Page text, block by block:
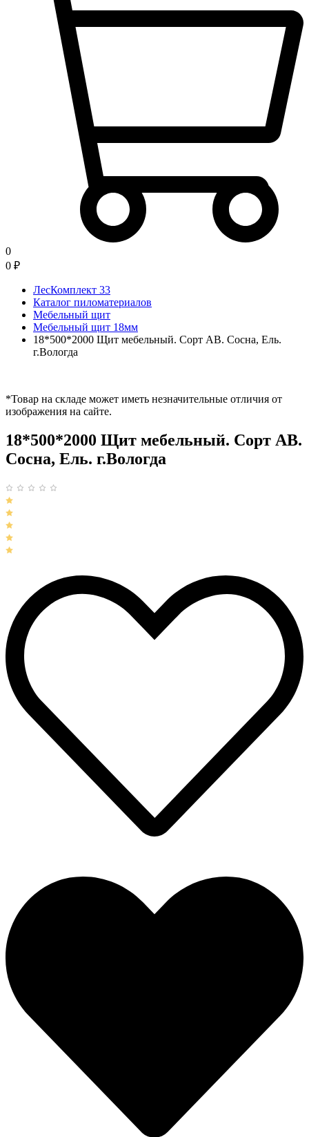
0
0 ₽
ЛесКомплект 33
Каталог пиломатериалов
Мебельный щит
Мебельный щит 18мм
18*500*2000 Щит мебельный. Сорт АВ. Сосна, Ель.
г.Вологда
*Товар на складе может иметь незначительные отличия от
изображения на сайте.
18*500*2000 Щит мебельный. Сорт АВ.
Сосна, Ель. г.Вологда